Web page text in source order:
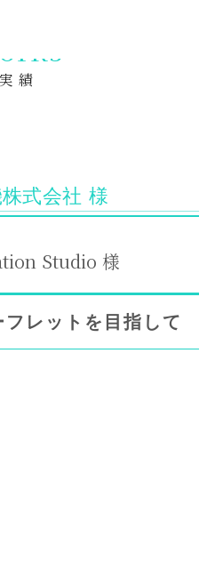
実 績
式会社 様
Studio 様
レットを目指して